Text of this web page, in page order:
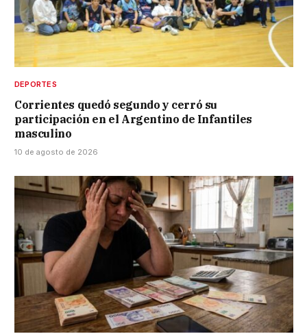
DEPORTES
Corrientes quedó segundo y cerró su
participación en el Argentino de Infantiles
masculino
10 de agosto de 2026